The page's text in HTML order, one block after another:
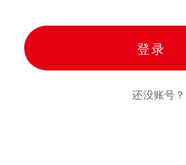
登录
还没账号？